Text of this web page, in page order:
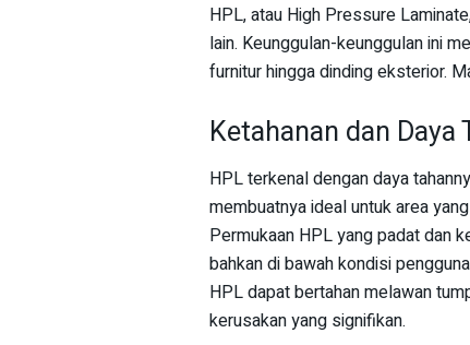
HPL, atau High Pressure
lain. Keunggulan-keunggulan ini
furnitur hingga dinding eksterior.
Ketahanan dan Daya
HPL terkenal dengan daya
membuatnya ideal untuk area
Permukaan HPL yang padat dan
bahkan di bawah kondisi
HPL dapat bertahan melawan
kerusakan yang signifikan.